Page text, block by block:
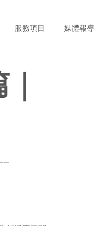
服務項目 媒體報導